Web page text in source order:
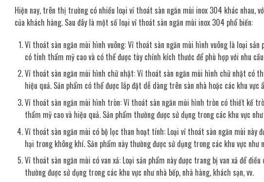
Hiện nay, trên thị trường có nhiều loại vỉ thoát sàn ngăn mùi inox 304 khác nhau,
của khách hàng. Sau đây là một số loại vỉ thoát sàn ngăn mùi inox 304 phổ biến:
Vỉ thoát sàn ngăn mùi hình vuông: Vỉ thoát sàn ngăn mùi hình vuông là loại
có tính thẩm mỹ cao và có thể được tùy chỉnh kích thước để phù hợp với nhu
Vỉ thoát sàn ngăn mùi hình chữ nhật: Vỉ thoát sàn ngăn mùi hình chữ nhật có
hiệu quả. Sản phẩm có thể được lắp đặt dễ dàng trên sàn nhà hoặc các khu vực
Vỉ thoát sàn ngăn mùi hình tròn: Vỉ thoát sàn ngăn mùi hình tròn có thiết kế
thẩm mỹ cao và hiệu quả. Sản phẩm thường được sử dụng trong các khu vực
Vỉ thoát sàn ngăn mùi có bộ lọc than hoạt tính: Loại vỉ thoát sàn ngăn mùi
hại trong không khí. Sản phẩm này thường được sử dụng trong các khu vực
Vỉ thoát sàn ngăn mùi có van xả: Loại sản phẩm này được trang bị van xả để
thường được sử dụng trong các khu vực như nhà bếp, nhà hàng, khách sạn, vv.